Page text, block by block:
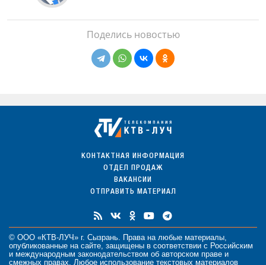
Поделись новостью
КОНТАКТНАЯ ИНФОРМАЦИЯ
ОТДЕЛ ПРОДАЖ
ВАКАНСИИ
ОТПРАВИТЬ МАТЕРИАЛ
© ООО «КТВ-ЛУЧ» г. Сызрань. Права на любые материалы,
опубликованные на сайте, защищены в соответствии с Российским
и международным законодательством об авторском праве и
смежных правах. Любое использование текстовых материалов